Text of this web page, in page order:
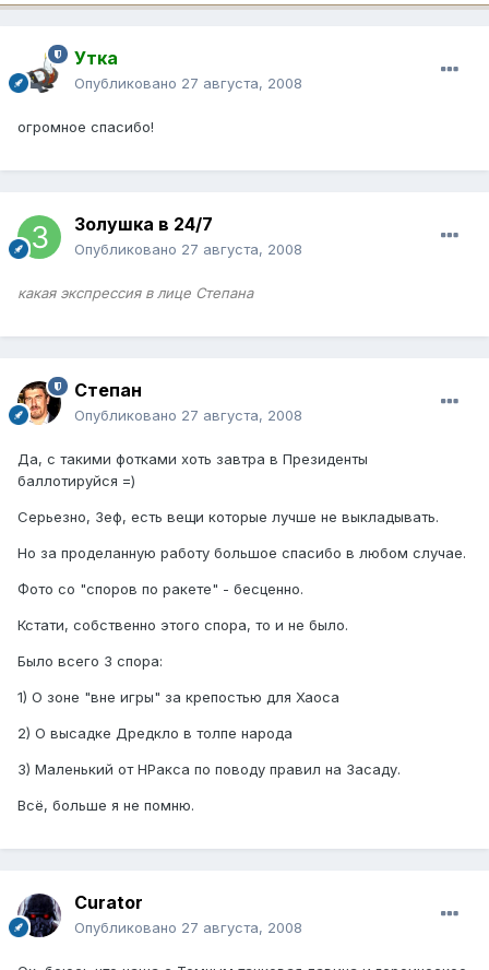
Утка
Опубликовано 27 августа, 2008
огромное спасибо!
Золушка в 24/7
Опубликовано 27 августа, 2008
какая экспрессия в лице Степана
Степан
Опубликовано 27 августа, 2008
Да, с такими фотками хоть завтра в Президенты
баллотируйся =)
Серьезно, Зеф, есть вещи которые лучше не выкладывать.
Но за проделанную работу большое спасибо в любом случае.
Фото со "споров по ракете" - бесценно.
Кстати, собственно этого спора, то и не было.
Было всего 3 спора:
1) О зоне "вне игры" за крепостью для Хаоса
2) О высадке Дредкло в толпе народа
3) Маленький от НРакса по поводу правил на Засаду.
Всё, больше я не помню.
Curator
Опубликовано 27 августа, 2008